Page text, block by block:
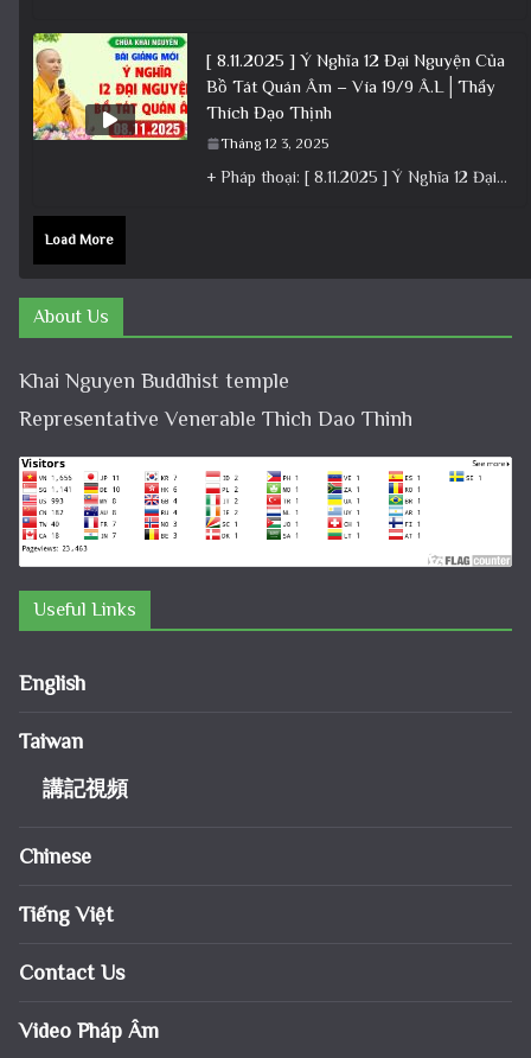
[ 8.11.2025 ] Ý Nghĩa 12 Đại Nguyện Của
Bồ Tát Quán Âm – Vía 19/9 Â.L│Thầy
Thích Đạo Thịnh
Tháng 12 3, 2025
+ Pháp thoại: [ 8.11.2025 ] Ý Nghĩa 12 Đại Nguyện Của Bồ Tát Quán Âm – Vía 19/9 Â.L│Thầy
Load More
About Us
Khai Nguyen Buddhist temple
Representative Venerable Thich Dao Thinh
Useful Links
English
Taiwan
講記視頻
Chinese
Tiếng Việt
Contact Us
Video Pháp Âm